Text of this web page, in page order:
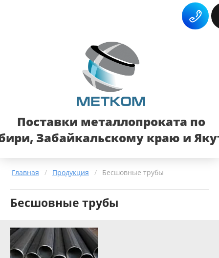
Поставки металлопроката по
Забайкальскому краю и
Главная / Продукция / Бесшовные трубы
Бесшовные трубы